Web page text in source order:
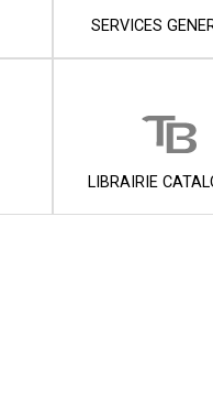
SERVICES
LIBRAIRIE